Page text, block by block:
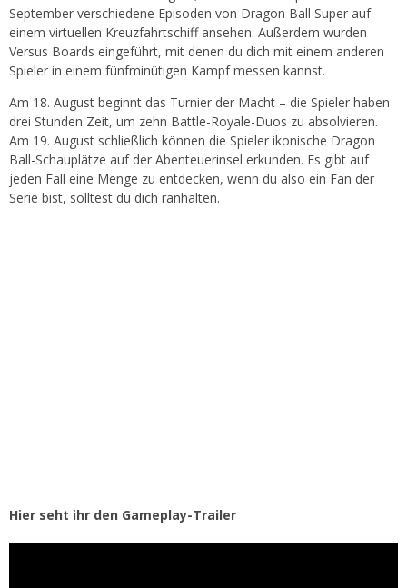
September verschiedene Episoden von Dragon Ball Super auf
einem virtuellen Kreuzfahrtschiff ansehen. Außerdem wurden
Versus Boards eingeführt, mit denen du dich mit einem anderen
Spieler in einem fünfminütigen Kampf messen kannst.
Am 18. August beginnt das Turnier der Macht – die Spieler haben
drei Stunden Zeit, um zehn Battle-Royale-Duos zu absolvieren.
Am 19. August schließlich können die Spieler ikonische Dragon
Ball-Schauplätze auf der Abenteuerinsel erkunden. Es gibt auf
jeden Fall eine Menge zu entdecken, wenn du also ein Fan der
Serie bist, solltest du dich ranhalten.
Hier seht ihr den Gameplay-Trailer